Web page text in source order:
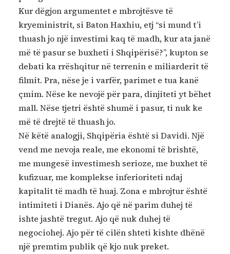
Kur dëgjon argumentet e mbrojtësve të
kryeministrit, si Baton Haxhiu, etj “si mund t’i
thuash jo një investimi kaq të madh, kur ata janë
më të pasur se buxheti i Shqipërisë?”, kupton se
debati ka rrëshqitur në terrenin e miliarderit të
filmit. Pra, nëse je i varfër, parimet e tua kanë
çmim. Nëse ke nevojë për para, dinjiteti yt bëhet
mall. Nëse tjetri është shumë i pasur, ti nuk ke
më të drejtë të thuash jo.
Në këtë analogji, Shqipëria është si Davidi. Një
vend me nevoja reale, me ekonomi të brishtë,
me mungesë investimesh serioze, me buxhet të
kufizuar, me komplekse inferioriteti ndaj
kapitalit të madh të huaj. Zona e mbrojtur është
intimiteti i Dianës. Ajo që në parim duhej të
ishte jashtë tregut. Ajo që nuk duhej të
negociohej. Ajo për të cilën shteti kishte dhënë
një premtim publik që kjo nuk preket.